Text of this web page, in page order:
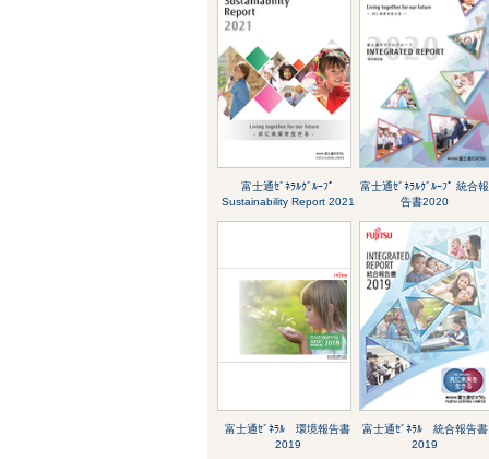
富士通ｾﾞﾈﾗﾙｸﾞﾙｰﾌﾟ
Sustainability Report 2021
富士通ｾﾞﾈﾗﾙｸﾞﾙｰﾌﾟ 統合報
告書2020
富士通ｾﾞﾈﾗﾙ 環境報告書
2019
富士通ｾﾞﾈﾗﾙ 統合報告書
2019